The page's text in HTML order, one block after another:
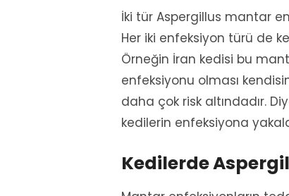
İki tür Aspergillus mantar
Her iki enfeksiyon türü de
Örneğin İran kedisi bu
enfeksiyonu olması
daha çok risk altındadır.
kedilerin enfeksiyona
Kedilerde